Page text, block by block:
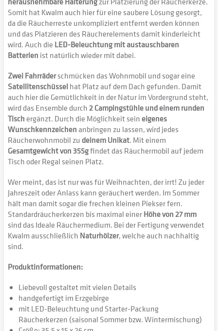
Somit hat Kwalm auch hier für eine saubere Lösung gesorgt,
da die Räucherreste unkompliziert entfernt werden können
und das Platzieren des Räucherelements damit kinderleicht
wird. Auch die LED-Beleuchtung mit austauschbaren
Batterien ist natürlich wieder mit dabei.
Zwei Fahrräderschmücken das Wohnmobil und sogar eine
Satellitenschüsselhat Platz auf dem Dach gefunden. Damit
auch hier die Gemütlichkeit in der Natur im Vordergrund steht,
wird das Ensemble durch2 Campingstühle und einem runden
Tisch ergänzt. Durch die Möglichkeit sein eigenes
Wunschkennzeichen anbringen zu lassen, wird jedes
Räucherwohnmobil zu deinem Unikat. Mit einem
Gesamtgewicht von 355gfindet das Räuchermobil auf jedem
Tisch oder Regal seinen Platz.
Wer meint, das ist nur was für Weihnachten, der irrt! Zu jeder
Jahreszeit oder Anlass kann geräuchert werden. Im Sommer
hält man damit sogar die frechen kleinen Piekser fern.
Standardräucherkerzen bis maximal einerHöhe von 27 mm
sind das Ideale Räuchermedium. Bei der Fertigung verwendet
Kwalm ausschließlich Naturhölzer, welche auch nachhaltig
sind.
Produktinformationen:
Liebevoll gestaltet mit vielen Details
handgefertigt im Erzgebirge
mit LED-Beleuchtung und Starter-Packung
Räucherkerzen (saisonal Sommer bzw. Wintermischung)